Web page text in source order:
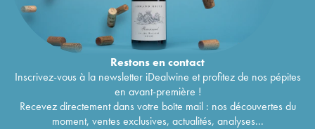
Restons encontact
Inscrivez-vous à la newsletter iDealwine et profitez de nos pépites
en avant-première !
Recevez directement dans votre boîte mail : nos découvertes du
moment, ventes exclusives, actualités, analyses...